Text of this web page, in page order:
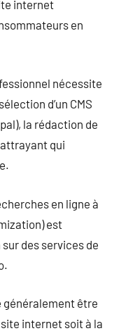
internet
en
nécessite
d’un CMS
la rédaction de
qui
en ligne à
est
des services de
généralement être
internet soit à la